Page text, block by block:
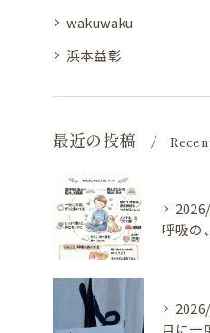
wakuwaku
浜本益彰
最近の投稿
月に一